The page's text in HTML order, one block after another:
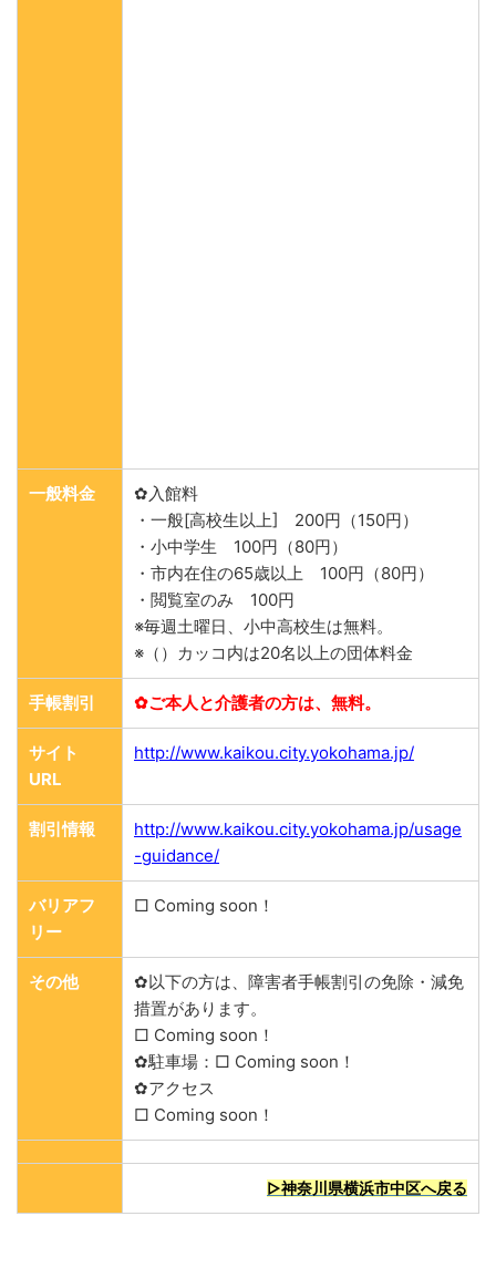
一般料金
✿入館料
・一般[高校生以上] 200円（150円）
・小中学生 100円（80円）
・市内在住の65歳以上 100円（80円）
・閲覧室のみ 100円
※毎週土曜日、小中高校生は無料。
※（）カッコ内は20名以上の団体料金
手帳割引 ✿ご本人と介護者の方は、無料。
サイト
URL
http://www.kaikou.city.yokohama.jp/
割引情報
http://www.kaikou.city.yokohama.jp/usage
-guidance/
バリアフ
リー
□ Coming soon！
その他
✿以下の方は、障害者手帳割引の免除・減免
措置があります。
□ Coming soon！
✿駐車場：□ Coming soon！
✿アクセス
□ Coming soon！
▷神奈川県横浜市中区へ戻る